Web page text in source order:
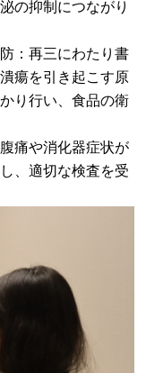
の抑制につながり
：再三にわたり書
瘍を引き起こす原
り行い、食品の衛
痛や消化器症状が
、適切な検査を受